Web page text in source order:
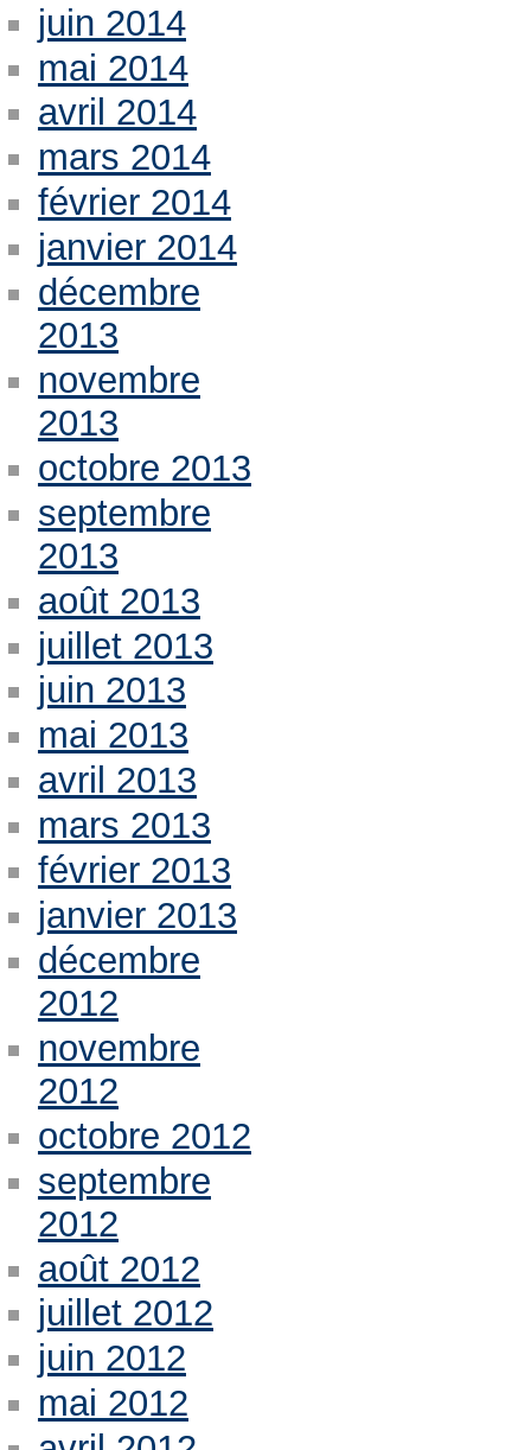
juin 2014
mai 2014
avril 2014
mars 2014
février 2014
janvier 2014
décembre
2013
novembre
2013
octobre 2013
septembre
2013
août 2013
juillet 2013
juin 2013
mai 2013
avril 2013
mars 2013
février 2013
janvier 2013
décembre
2012
novembre
2012
octobre 2012
septembre
2012
août 2012
juillet 2012
juin 2012
mai 2012